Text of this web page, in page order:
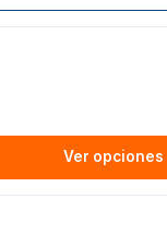
Ver opciones